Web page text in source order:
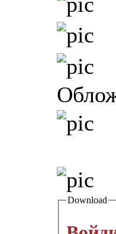
Download